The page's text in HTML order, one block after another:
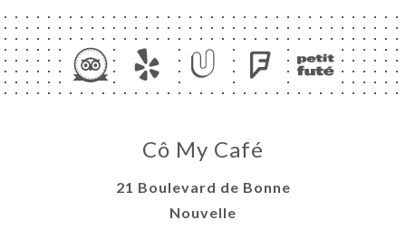
Cô My Café
21 Boulevard de Bonne
Nouvelle